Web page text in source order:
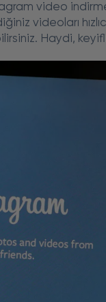
video
videoları
Haydi,